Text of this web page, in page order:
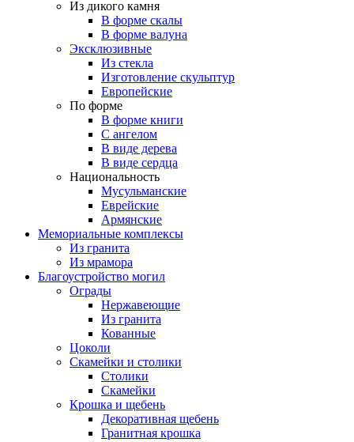
Из дикого камня
В форме скалы
В форме валуна
Эксклюзивные
Из стекла
Изготовление скульптур
Европейские
По форме
В форме книги
С ангелом
В виде дерева
В виде сердца
Национальность
Мусульманские
Еврейские
Армянские
Мемориальные комплексы
Из гранита
Из мрамора
Благоустройство могил
Ограды
Нержавеющие
Из гранита
Кованные
Цоколи
Скамейки и столики
Столики
Скамейки
Крошка и щебень
Декоративная щебень
Гранитная крошка